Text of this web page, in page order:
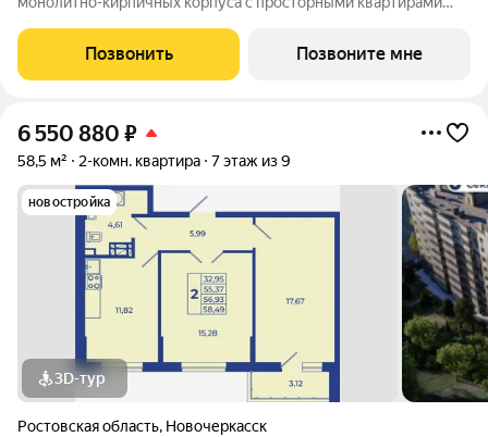
территории организовано озеленение, детские и спортивные
площадки с зонами для отдыха. Рядом
Позвонить Позвоните мне
6 550 880 ₽
58,5 м² 2-комн. квартира 7 этаж из 9
новостройка
3D-тур
Ростовская область, Новочеркасск